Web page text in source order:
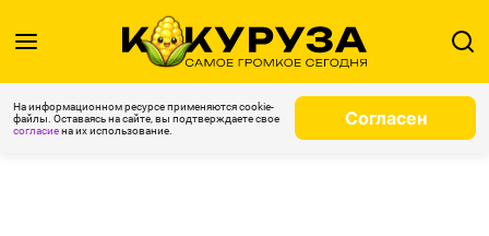
На информационном ресурсе применяются cookie-
файлы. Оставаясь на сайте, вы подтверждаете свое
согласиена их использование.
Согласен